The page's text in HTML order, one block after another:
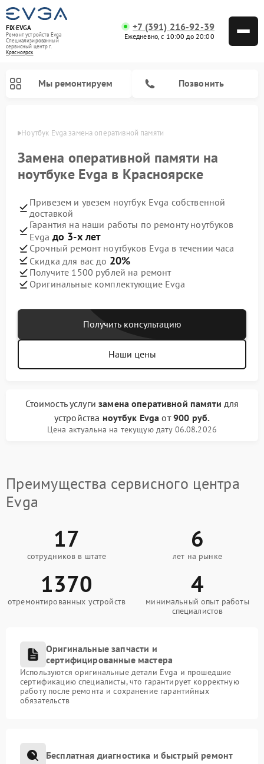
FIX-EVGA
Ремонт устройств Evga
Специализированный
cервисный центр г.
Красноярск
+7 (391) 216-92-39
Ежедневно, с 10:00 до 20:00
Мы ремонтируем Позвонить
Ноутбук Evga замена оперативной памяти
Замена оперативной памяти на
ноутбуке Evga в Красноярске
Привезем и увезем ноутбук Evga собственной
доставкой
Гарантия на наши работы по ремонту ноутбуков
Evga до 3-х лет
Срочный ремонт ноутбуков Evga в течении часа
Скидка для вас до 20%
Получите 1500 рублей на ремонт
Оригинальные комплектующие Evga
Получить консультацию
Наши цены
Стоимость услугизамена оперативной памяти для
устройства ноутбук Evga от900 руб.
Цена актуальна на текущую дату 06.08.2026
Преимущества сервисного центра
Evga
17
сотрудников в штате
6
лет на рынке
1370
отремонтированных устройств
4
минимальный опыт работы
специалистов
Оригинальные запчасти и
сертифицированные мастера
Используются оригинальные детали Evga и прошедшие
сертификацию специалисты, что гарантирует корректную
работу после ремонта и сохранение гарантийных
обязательств
Бесплатная диагностика и быстрый ремонт